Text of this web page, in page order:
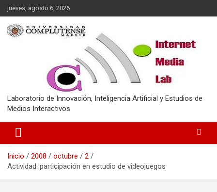
Saltar
al
contenido
jueves, agosto 6, 2026
Laboratorio de Innovación, Inteligencia Artificial y Estudios de
Medios Interactivos
Inicio 2008 octubre
2
Actividad: participación en estudio de videojuegos